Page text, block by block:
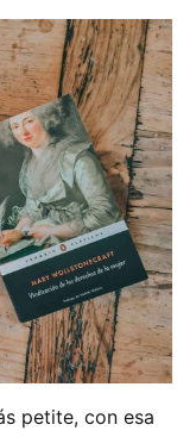
petite, con esa